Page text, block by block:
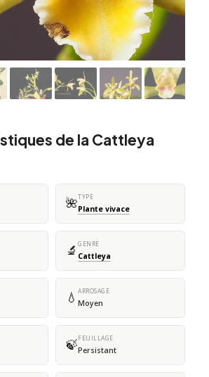
de la Cattleya
🌺TYPE
Plante vivace
🔬 GENRE
Cattleya
💧 ARROSAGE
Moyen
🍃FEUILLAGE
Persistant